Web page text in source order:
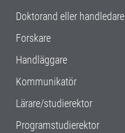
Doktorand eller handledare
Forskare
Handläggare
Kommunikatör
Lärare/studierektor
Programstudierektor